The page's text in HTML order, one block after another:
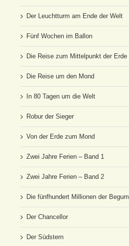
Der Leuchtturm am Ende der Welt
Fünf Wochen im Ballon
Die Reise zum Mittelpunkt der Erde
Die Reise um den Mond
In 80 Tagen um die Welt
Robur der Sieger
Von der Erde zum Mond
Zwei Jahre Ferien – Band 1
Zwei Jahre Ferien – Band 2
Die fünfhundert Millionen der Begum
Der Chancellor
Der Südstern